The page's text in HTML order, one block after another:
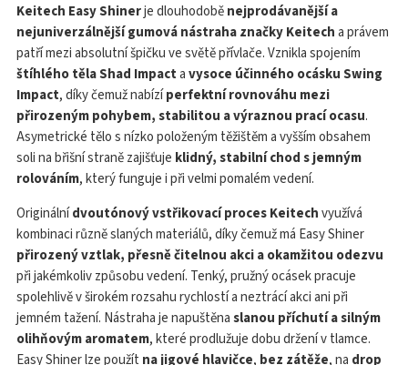
Keitech Easy Shinerje dlouhodoběnejprodávanější a
nejuniverzálnější gumová nástraha značky Keitecha právem
patří mezi absolutní špičku ve světě přívlače. Vznikla spojením
štíhlého těla Shad Impactavysoce účinného ocásku Swing
Impact, díky čemuž nabízíperfektní rovnováhu mezi
přirozeným pohybem, stabilitou a výraznou prací ocasu.
Asymetrické tělo s nízko položeným těžištěm a vyšším obsahem
soli na břišní straně zajišťuje klidný, stabilní chod s jemným
rolováním, který funguje i při velmi pomalém vedení.
Originálnídvoutónový vstřikovací proces Keitechvyužívá
kombinaci různě slaných materiálů, díky čemuž má Easy Shiner
přirozený vztlak, přesně čitelnou akci a okamžitou odezvu
při jakémkoliv způsobu vedení. Tenký, pružný ocásek pracuje
spolehlivě v širokém rozsahu rychlostí a neztrácí akci ani při
jemném tažení. Nástraha je napuštěnaslanou příchutí a silným
olihňovým aromatem, které prodlužuje dobu držení v tlamce.
Easy Shiner lze použít na jigové hlavičce, bez zátěže, na drop